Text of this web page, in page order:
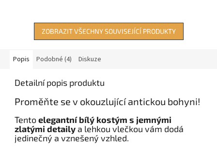
ZOBRAZIT VŠECHNY SOUVISEJÍCÍ PRODUKTY
Popis Podobné (4) Diskuze
Detailní popis produktu
Proměňte se v okouzlující antickou bohyni!
Tentoelegantní bílý kostým s jemnými
zlatými detaily a lehkou vlečkou vám dodá
jedinečný a vznešený vzhled.